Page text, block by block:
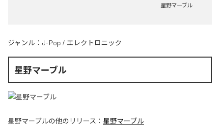
星野マーブル
ジャンル： J-Pop / エレクトロニック
星野マーブル
星野マーブルの他のリリース： 星野マーブル